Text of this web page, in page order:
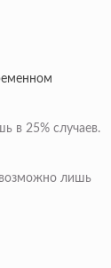
в 25% случаев.
возможно лишь